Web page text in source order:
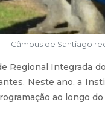
Câmpus de Santiago
Regional Integrada
Neste ano, a
ao longo do